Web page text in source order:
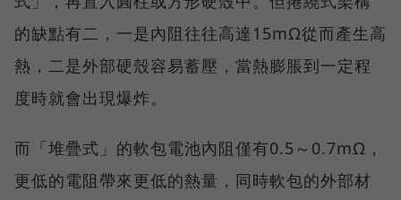
的缺點有二，一是內阻往往高達15mΩ從而產生高
熱，二是外部硬殼容易蓄壓，當熱膨脹到一定程
度時就會出現爆炸。
而「堆疊式」的軟包電池內阻僅有0.5～0.7mΩ，
更低的電阻帶來更低的熱量，同時軟包的外部材